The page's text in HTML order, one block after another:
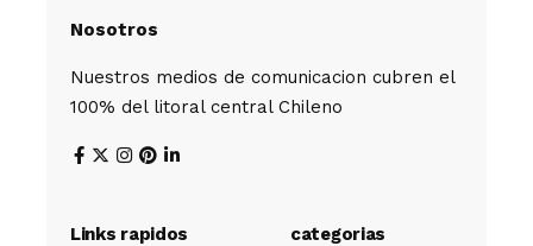
Nosotros
Nuestros medios de comunicacion cubren el
100% del litoral central Chileno
Links rapidos categorias